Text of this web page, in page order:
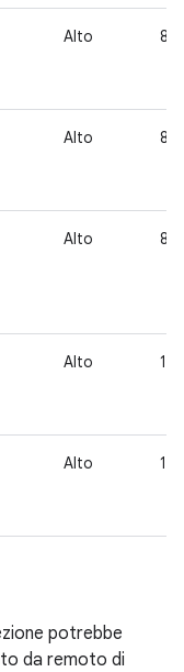
Alto
Alto
Alto
Alto 10
Alto 10,
potrebbe
da remoto di